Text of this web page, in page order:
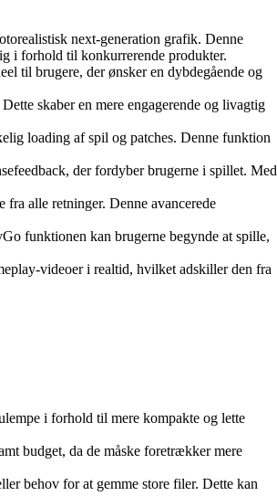
next-generation grafik. Denne
i forhold til konkurrerende produkter.
til brugere, der ønsker en dybdegående og
skaber en mere engagerende og livagtig
loading af spil og patches. Denne funktion
der fordyber brugerne i spillet. Med
alle retninger. Denne avancerede
funktionen kan brugerne begynde at spille,
videoer i realtid, hvilket adskiller den fra
i forhold til mere kompakte og lette
budget, da de måske foretrækker mere
behov for at gemme store filer. Dette kan